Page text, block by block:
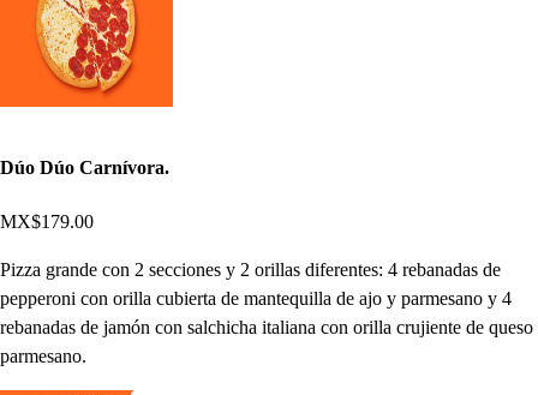
Dúo Dúo Carnívora.
MX$179.00
Pizza grande con 2 secciones y 2 orillas diferentes: 4 rebanadas de
pepperoni con orilla cubierta de mantequilla de ajo y parmesano y 4
rebanadas de jamón con salchicha italiana con orilla crujiente de queso
parmesano.